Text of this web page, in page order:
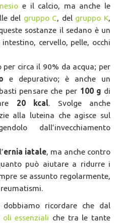
e il calcio, ma anche le
del gruppo C, del gruppo K,
sostanze il sedano è un
cervello, pelle, occhi
circa il 90% da acqua; per
e depurativo; è anche un
pensare che per 100 g di
20 kcal. Svolge anche
alla luteina che agisce sul
dall’invecchiamento
ernia iatale, ma anche contro
può aiutare a ridurre i
se assunto regolarmente,
ricordare che dal
oli essenziali che tra le tante